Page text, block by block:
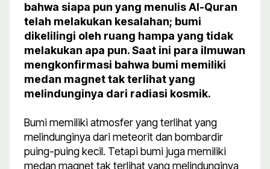
bahwa siapa pun yang menulis Al-Quran
telah melakukan kesalahan; bumi
dikelilingi oleh ruang hampa yang tidak
melakukan apa pun. Saat ini para ilmuwan
mengkonfirmasi bahwa bumi memiliki
medan magnet tak terlihat yang
melindunginya dari radiasi kosmik.
Bumi memiliki atmosfer yang terlihat yang
melindunginya dari meteorit dan bombardir
puing-puing kecil. Tetapi bumi juga memiliki
medan magnet tak terlihat yang melindunginya